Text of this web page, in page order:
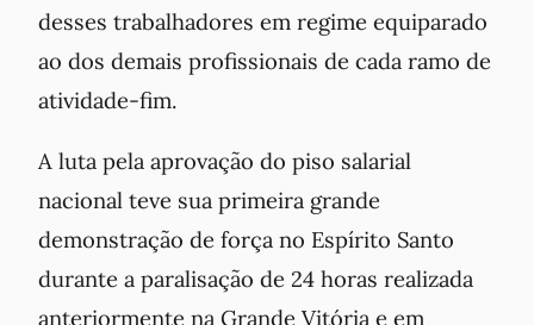
desses trabalhadores em regime equiparado
ao dos demais profissionais de cada ramo de
atividade-fim.
A luta pela aprovação do piso salarial
nacional teve sua primeira grande
demonstração de força no Espírito Santo
durante a paralisação de 24 horas realizada
anteriormente na Grande Vitória e em